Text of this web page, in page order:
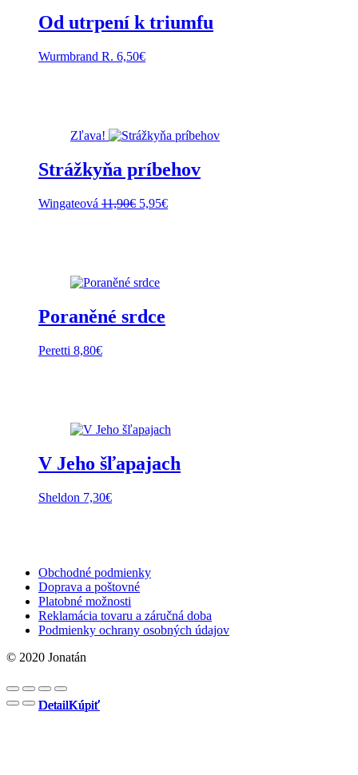
Od utrpení k triumfu
Wurmbrand R. 6,50€
DetailKúpiť
Zľava!
Strážkyňa príbehov
Wingateová 11,90€ Pôvodná
5,95€Aktuálna
DetailKúpiť
Poraněné srdce
Peretti 8,80€
DetailKúpiť
V Jeho šľapajach
Sheldon 7,30€
DetailKúpiť
Obchodné podmienky
Doprava a poštovné
Platobné možnosti
Reklamácia tovaru a záručná doba
Podmienky ochrany osobných údajov
© 2020 Jonatán